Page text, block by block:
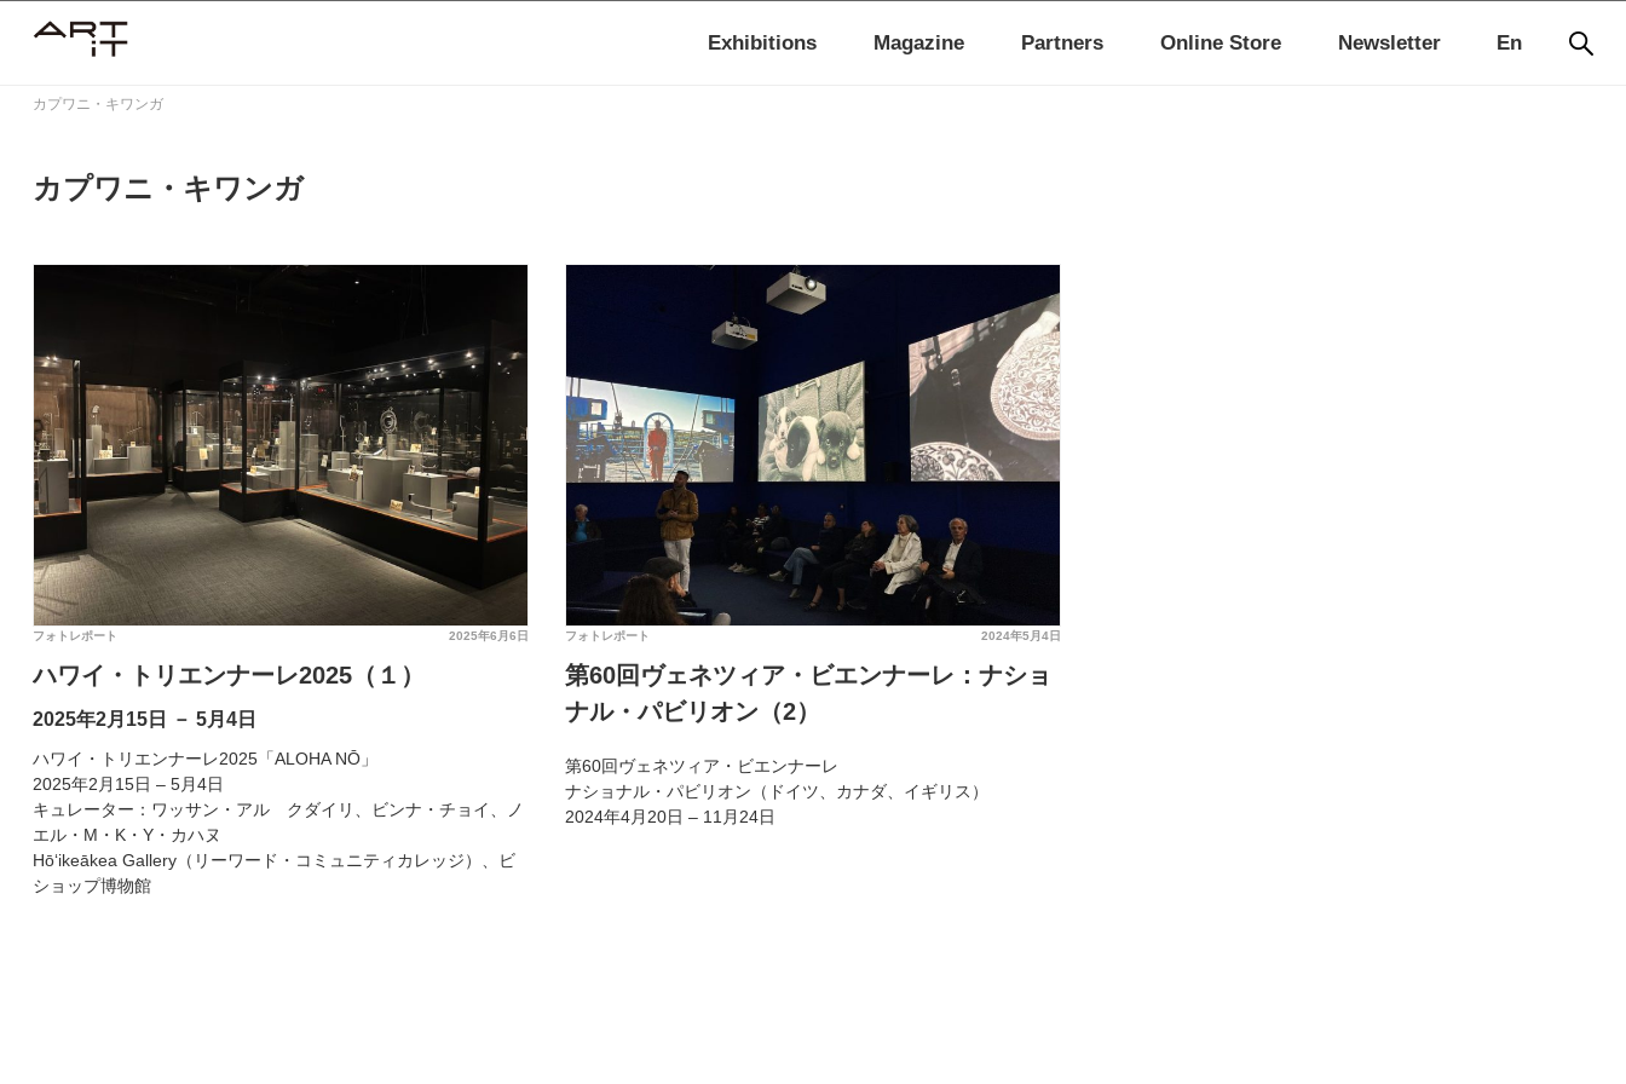
En
Exhibitions Magazine Partners Online Store Newsletter
カプワニ・キワンガ
カプワニ・キワンガ
2025年6月6日
フォトレポート
ハワイ・トリエンナーレ2025（１）
2025年2月15日 － 5月4日
ハワイ・トリエンナーレ2025「ALOHA NŌ」
2025年2月15日 – 5月4日
キュレーター：ワッサン・アル゠クダイリ、ビンナ・チョイ、ノ
エル・M・K・Y・カハヌ
Hō‘ikeākea Gallery（リーワード・コミュニティカレッジ）、ビ
ショップ博物館
2024年5月4日
フォトレポート
第60回ヴェネツィア・ビエンナーレ：ナショ
ナル・パビリオン（2）
第60回ヴェネツィア・ビエンナーレ
ナショナル・パビリオン（ドイツ、カナダ、イギリス）
2024年4月20日 – 11月24日